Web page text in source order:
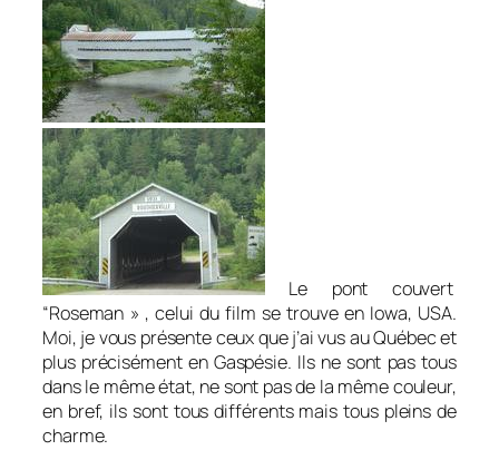
Le pont couvert
“Roseman » , celui du film se trouve en Iowa, USA.
Moi, je vous présente ceux que j’ai vus au Québec et
plus précisément en Gaspésie. Ils ne sont pas tous
dans le même état, ne sont pas de la même couleur,
en bref, ils sont tous différents mais tous pleins de
charme.